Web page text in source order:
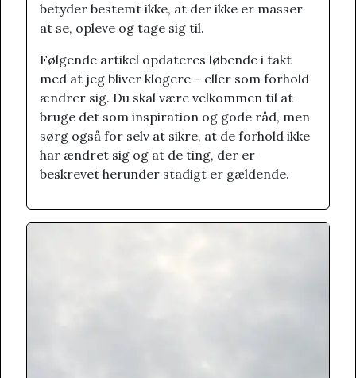
betyder bestemt ikke, at der ikke er masser
at se, opleve og tage sig til.
Følgende artikel opdateres løbende i takt
med at jeg bliver klogere – eller som forhold
ændrer sig. Du skal være velkommen til at
bruge det som inspiration og gode råd, men
sørg også for selv at sikre, at de forhold ikke
har ændret sig og at de ting, der er
beskrevet herunder stadigt er gældende.